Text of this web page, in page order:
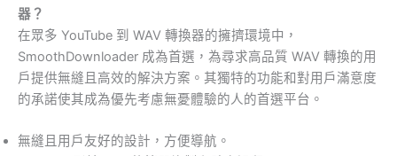
器？
在眾多 YouTube 到 WAV 轉換器的擁擠環境中，
SmoothDownloader 成為首選，為尋求高品質 WAV 轉換的用
戶提供無縫且高效的解決方案。其獨特的功能和對用戶滿意度
的承諾使其成為優先考慮無憂體驗的人的首選平台。
無縫且用戶友好的設計，方便導航。